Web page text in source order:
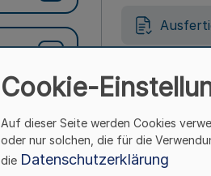
Gesetz
Cookie-
Auf dieser Seite werden Cookies
oder nur solchen, die für die
die Datenschutzerklärung